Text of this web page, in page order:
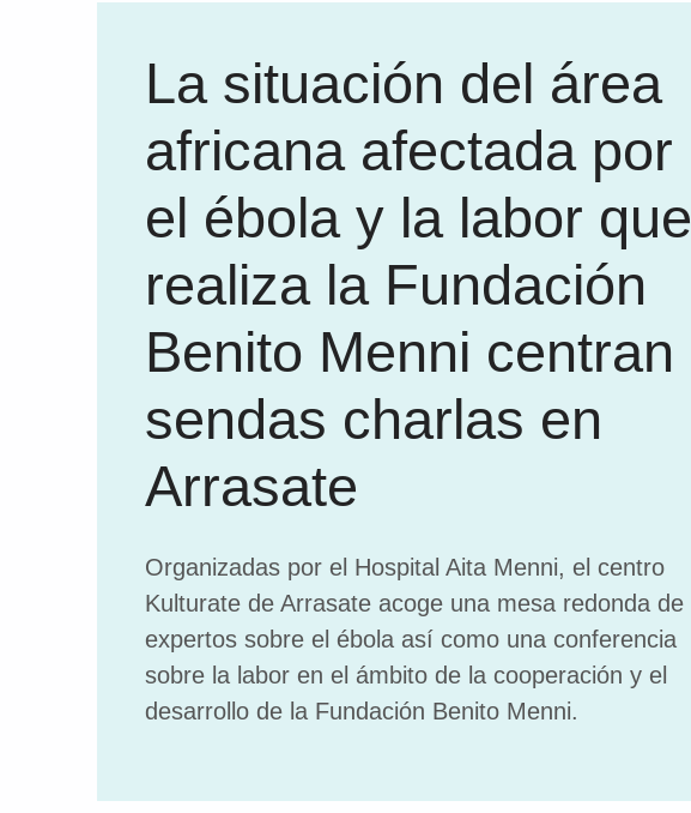
La situación del área
africana afectada por
el ébola y la labor que
realiza la Fundación
Benito Menni centran
sendas charlas en
Arrasate
Organizadas por el Hospital Aita Menni, el centro
Kulturate de Arrasate acoge una mesa redonda de
expertos sobre el ébola así como una conferencia
sobre la labor en el ámbito de la cooperación y el
desarrollo de la Fundación Benito Menni.